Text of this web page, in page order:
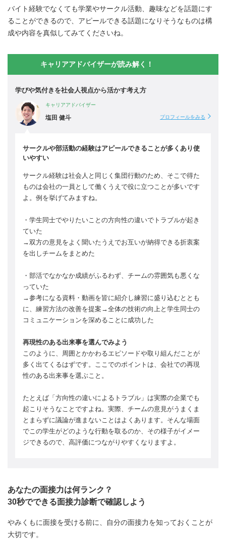
バイト経験でなくても学業やサークル活動、趣味などを話題にす
ることができるので、アピールできる話題になりそうなものは構
成や内容を真似してみてくださいね。
キャリアアドバイザーが読み解く！
学びや気付きを社会人視点から活かす考え方
キャリアアドバイザー
塩田 健斗 プロフィールをみる
サークルや部活動の経験はアピールできることが多くあり使
いやすい
サークル経験は社会人と同じく集団行動のため、そこで得た
ものは会社の一員として働くうえで役に立つことが多いです
よ。例を挙げてみますね。
・学生同士でやりたいことの方向性の違いでトラブルが起き
ていた
→双方の意見をよく聞いたうえでお互いが納得できる折衷案
を出しチームをまとめた
・部活でなかなか成績がふるわず、チームの雰囲気も悪くな
っていた
→参考になる資料・動画を皆に紹介し練習に盛り込むととも
に、練習方法の改善を提案→全体の技術の向上と学生同士の
コミュニケーションを深めることに成功した
再現性のある出来事を選んでみよう
このように、周囲とかかわるエピソードや取り組んだことが
多く出てくるはずです。ここでのポイントは、会社での再現
性のある出来事を選ぶこと。
たとえば「方向性の違いによるトラブル」は実際の企業でも
起こりそうなことですよね。実際、チームの意見がうまくま
とまらずに議論が進まないことはよくあります。そんな場面
でこの学生がどのような行動を取るのか、その様子がイメー
ジできるので、高評価につながりやすくなりますよ。
あなたの面接力は何ランク？
30秒でできる面接力診断で確認しよう
やみくもに面接を受ける前に、自分の面接力を知っておくことが
大切です。